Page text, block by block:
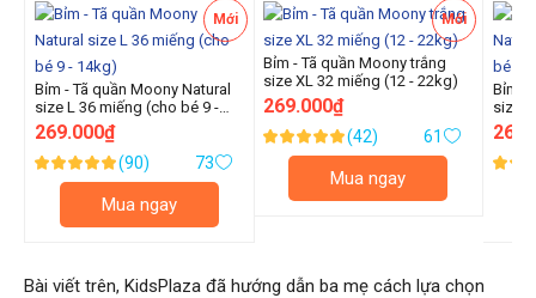
Mới
Bỉm - Tã quần Moony Natural
size L 36 miếng (cho bé 9 -
14kg)
269.000₫
Xếp
hạng:
99.000000
(90) 73
Mua ngay
Mới
Bỉm - Tã quần Moony trắng
size XL 32 miếng (12 - 22kg)
269.000₫
Xếp
hạng:
100.000000
(42) 61
Mua ngay
Bỉm -
size
10kg)
Xếp
Bài viết trên, KidsPlaza đã hướng dẫn ba mẹ cách lựa chọn